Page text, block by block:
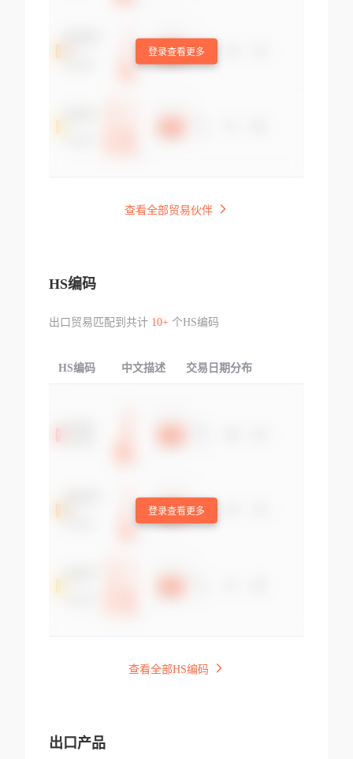
登录查看更多
查看全部贸易伙伴
HS编码
出口贸易匹配到共计 10+个HS编码
HS编码 中文描述 交易日期分布
登录查看更多
查看全部HS编码
出口产品